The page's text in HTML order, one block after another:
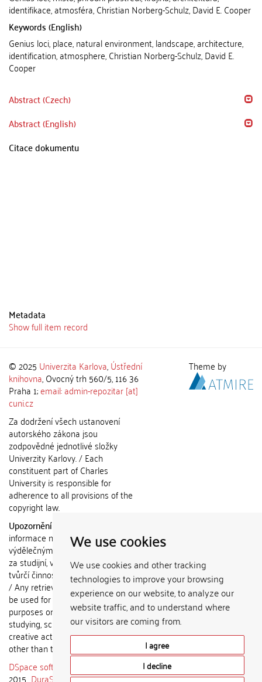
We use cookies
We use cookies and other tracking
technologies to improve your browsing
experience on our website, to analyze our
website traffic, and to understand where
our visitors are coming from.
I agree
I decline
identifikace, atmosféra, Christian Norberg-Schulz, David E. Cooper
Keywords (English)
Genius loci, place, natural environment, landscape, architecture,
identification, atmosphere, Christian Norberg-Schulz, David E.
Cooper
Abstract (Czech)
Abstract (English)
Citace dokumentu
Metadata
Show full item record
© 2025 Univerzita Karlova,Ústřední
knihovna, Ovocný trh 560/5, 116 36
Praha 1;email: admin-repozitar [at]
cuni.cz
Za dodržení všech ustanovení
autorského zákona jsou
zodpovědné jednotlivé složky
Univerzity Karlovy. / Each
constituent part of Charles
University is responsible for
adherence to all provisions of the
copyright law.
Upozornění / Notice:
informace nemohou být použity k
výdělečným účelům nebo vydávány
za studijní, vědeckou nebo jinou
tvůrčí činnost jiné osoby než autora.
/ Any retrieved information shall not
be used for any commercial
purposes or claimed as results of
studying, scientific or any other
creative activities of any person
other than the author.
DSpace software
2015 DuraSpace
Theme by